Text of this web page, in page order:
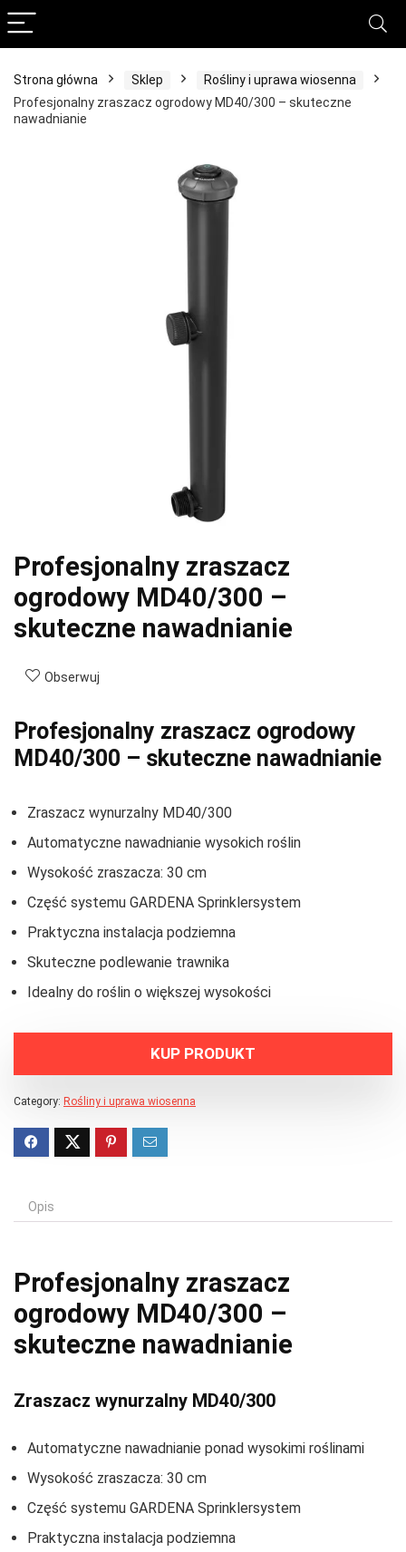
Strona główna Sklep
Rośliny i uprawa wiosenna
Profesjonalny zraszacz ogrodowy MD40/300 – skuteczne
nawadnianie
Profesjonalny zraszacz
ogrodowy MD40/300 –
skuteczne nawadnianie
Obserwuj
Profesjonalny zraszacz ogrodowy
MD40/300 – skuteczne nawadnianie
Zraszacz wynurzalny MD40/300
Automatyczne nawadnianie wysokich roślin
Wysokość zraszacza: 30 cm
Część systemu GARDENA Sprinklersystem
Praktyczna instalacja podziemna
Skuteczne podlewanie trawnika
Idealny do roślin o większej wysokości
KUP PRODUKT
Category: Rośliny i uprawa wiosenna
Opis
Profesjonalny zraszacz
ogrodowy MD40/300 –
skuteczne nawadnianie
Zraszacz wynurzalny MD40/300
Automatyczne nawadnianie ponad wysokimi roślinami
Wysokość zraszacza: 30 cm
Część systemu GARDENA Sprinklersystem
Praktyczna instalacja podziemna